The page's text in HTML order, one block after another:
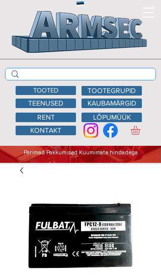
TEENUSED
KAUBAMÄRGID
RENT
LÕPUMÜÜK
KONTAKT
Parimad Pakkumised Kuumimate hindadega
TOOTED TOOTEGRUPID